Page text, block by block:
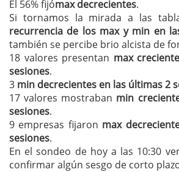
El 56% fijómax decrecientes.
Si tornamos la mirada a las
recurrencia de los max y min en
también se percibe brio alcista de
18 valores presentan max
sesiones.
3 min decrecientes en las últimas 2
17 valores mostraban min
sesiones.
9 empresas fijaron max
sesiones.
En el sondeo de hoy a las 10:30
confirmar algún sesgo de corto